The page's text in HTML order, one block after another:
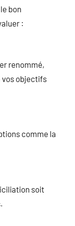
bon
:
renommé,
vos objectifs
comme la
soit